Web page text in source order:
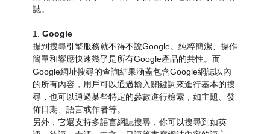
誌。
1. Google
提到搜尋引擎服務就不得不說Google。純粹簡潔、操作
簡單和響應快速幾乎是所有Google產品的共性。而
Google網址搜尋的查詢結果涵蓋包含Google網誌以內
的所有內容，用戶可以通過輸入關鍵詞來進行基本的搜
尋，也可以通過某些特定的參數進行檢索，如主題、發
佈日期、語言或作者等。
另外，它還支持多語言網誌搜尋，你可以搜尋到如英